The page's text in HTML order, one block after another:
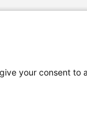
your consent to